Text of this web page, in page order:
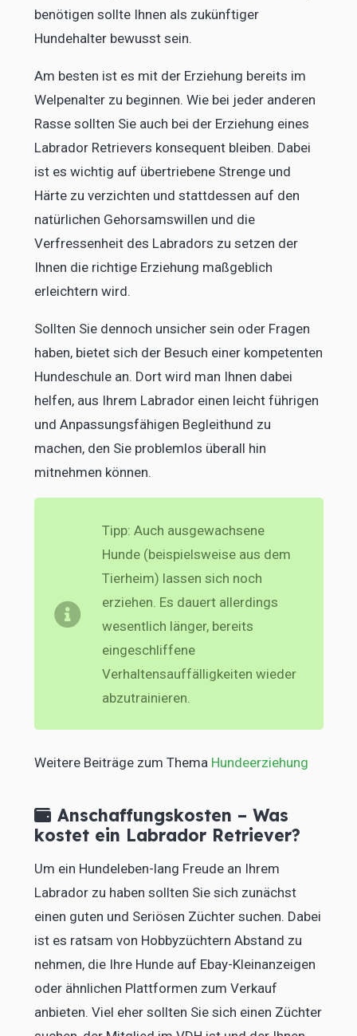
benötigen sollte Ihnen als zukünftiger
Hundehalter bewusst sein.
Am besten ist es mit der Erziehung bereits im
Welpenalter zu beginnen. Wie bei jeder anderen
Rasse sollten Sie auch bei der Erziehung eines
Labrador Retrievers konsequent bleiben. Dabei
ist es wichtig auf übertriebene Strenge und
Härte zu verzichten und stattdessen auf den
natürlichen Gehorsamswillen und die
Verfressenheit des Labradors zu setzen der
Ihnen die richtige Erziehung maßgeblich
erleichtern wird.
Sollten Sie dennoch unsicher sein oder Fragen
haben, bietet sich der Besuch einer kompetenten
Hundeschule an. Dort wird man Ihnen dabei
helfen, aus Ihrem Labrador einen leicht führigen
und Anpassungsfähigen Begleithund zu
machen, den Sie problemlos überall hin
mitnehmen können.
Tipp: Auch ausgewachsene
Hunde (beispielsweise aus dem
Tierheim) lassen sich noch
erziehen. Es dauert allerdings
wesentlich länger, bereits
eingeschliffene
Verhaltensauffälligkeiten wieder
abzutrainieren.
Weitere Beiträge zum Thema Hundeerziehung
Anschaffungskosten – Was
kostet ein Labrador Retriever?
Um ein Hundeleben-lang Freude an Ihrem
Labrador zu haben sollten Sie sich zunächst
einen guten und Seriösen Züchter suchen. Dabei
ist es ratsam von Hobbyzüchtern Abstand zu
nehmen, die Ihre Hunde auf Ebay-Kleinanzeigen
oder ähnlichen Plattformen zum Verkauf
anbieten. Viel eher sollten Sie sich einen Züchter